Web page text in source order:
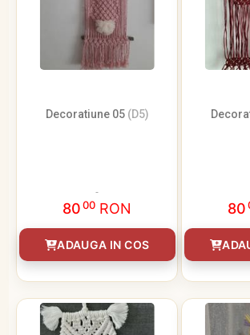
Decoratiune 05 (D5)
8000 RON
ADAUGA IN COS
80